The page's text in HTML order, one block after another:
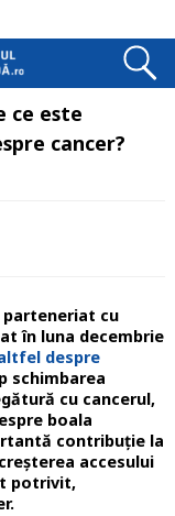
ce este
cancer?
parteneriat cu
în luna decembrie
despre
schimbarea
cu cancerul,
boala
contribuție la
accesului
potrivit,